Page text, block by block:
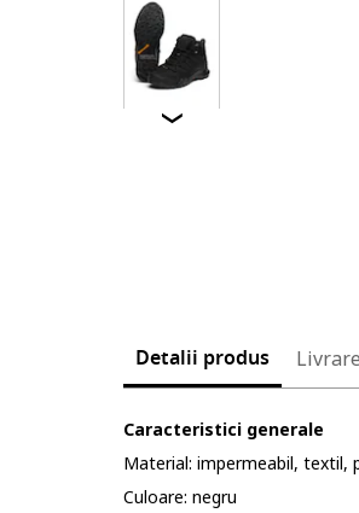
Detalii produs
Caracteristici generale
Material: impermeabil, textil,
Culoare: negru